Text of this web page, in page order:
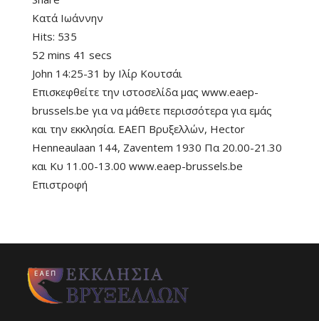
Κατά Ιωάννην
Hits: 535
52 mins 41 secs
John 14:25-31 by Ιλίρ Κουτσάι
Επισκεφθείτε την ιστοσελίδα μας www.eaep-
brussels.be για να μάθετε περισσότερα για εμάς
και την εκκλησία. ΕΑΕΠ Βρυξελλών, Hector
Henneaulaan 144, Zaventem 1930 Πα 20.00-21.30
και Κυ 11.00-13.00 www.eaep-brussels.be
Επιστροφή